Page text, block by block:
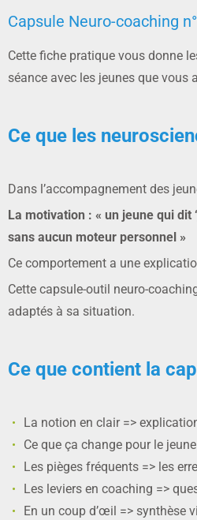
Capsule Neuro-coaching
Cette fiche pratique vous donne
séance avec les jeunes que vous
Ce que les
Dans l’accompagnement des
La motivation : « un jeune qui dit
sans aucun moteur personnel »
Ce comportement a une
Cette capsule-outil neuro-
adaptés à sa situation.
Ce que contient la
La notion en clair =>
Ce que ça change pour le
Les pièges fréquents => les
Les leviers en coaching =>
En un coup d’œil => synthèse